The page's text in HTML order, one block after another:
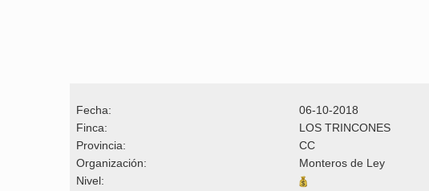
Fecha:
06-10-2018
Finca:
LOS TRINCONES
Provincia:
CC
Organización:
Monteros de Ley
Nivel: